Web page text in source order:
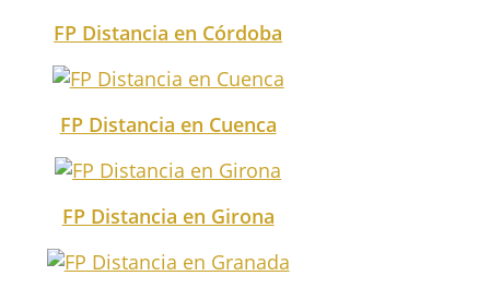
FP Distancia en Córdoba
FP Distancia en Cuenca
FP Distancia en Girona